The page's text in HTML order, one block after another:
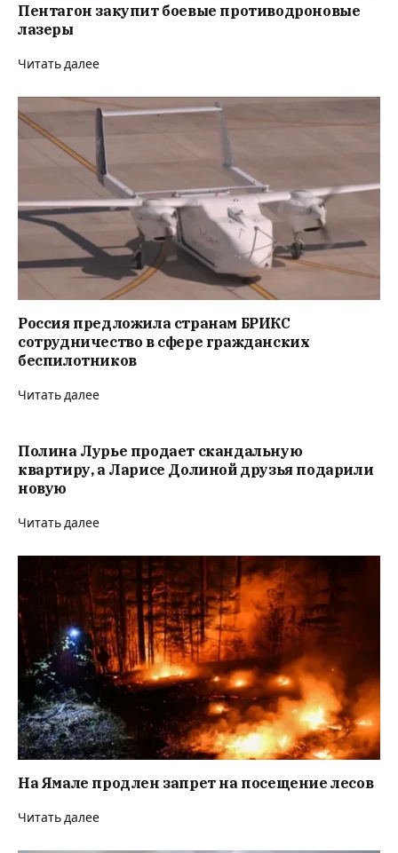
Пентагон закупит боевые противодроновые
лазеры
Читать далее
Россия предложила странам БРИКС
сотрудничество в сфере гражданских
беспилотников
Читать далее
Полина Лурье продает скандальную
квартиру, а Ларисе Долиной друзья подарили
новую
Читать далее
На Ямале продлен запрет на посещение лесов
Читать далее